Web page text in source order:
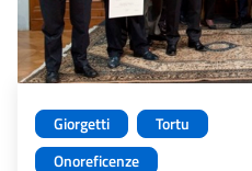
Giorgetti
Tortu
Onoreficenze